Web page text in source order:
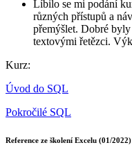
Líbilo se mi podání
různých přístupů a
přemýšlet. Dobré
textovými řetězci.
Kurz:
Úvod do SQL
Pokročilé SQL
Reference ze školení Excelu (01/2022)